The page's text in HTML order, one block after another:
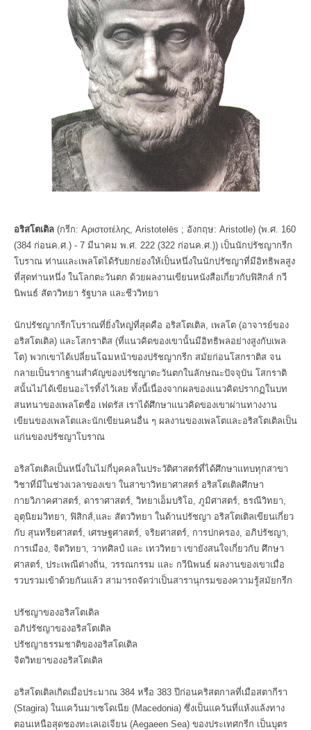
อริสโตเติล (กรีก: Αριστοτέλης, Aristotelēs ; อังกฤษ: Aristotle) (พ.ศ. 160
(384 ก่อนค.ศ.) - 7 มีนาคม พ.ศ. 222 (322 ก่อนค.ศ.)) เป็นนักปรัชญากรีก
โบราณ ท่านและเพลโตได้รับยกย่องให้เป็นหนึ่งในนักปรัชญาที่มีอิทธิพลสูง
ที่สุดท่านหนึ่ง ในโลกตะวันตก ด้วยผลงานเขียนหนังสือเกี่ยวกับฟิสิกส์ กวี
นิพนธ์ สัตววิทยา รัฐบาล และชีววิทยา
นักปรัชญากรีกโบราณที่ยิ่งใหญ่ที่สุดคือ อริสโตเติล, เพลโต (อาจารย์ของ
อริสโตเติล) และโสกราติส (ที่แนวคิดของเขานั้นมีอิทธิพลอย่างสูงกับเพล
โต) พวกเขาได้เปลี่ยนโฉมหน้าของปรัชญากรีก สมัยก่อนโสกราติส จน
กลายเป็นรากฐานสำคัญของปรัชญาตะวันตกในลักษณะปัจจุบัน โสกราติ
สนั้นไม่ได้เขียนอะไรทิ้งไว้เลย ทั้งนี้เนื่องจากผลของแนวคิดปรากฏในบท
สนทนาของเพลโตชื่อ เฟดรัส เราได้ศึกษาแนวคิดของเขาผ่านทางงาน
เขียนของเพลโตและนักเขียนคนอื่น ๆ ผลงานของเพลโตและอริสโตเติลเป็น
แก่นของปรัชญาโบราณ
อริสโตเติลเป็นหนึ่งในไม่กี่บุคคลในประวัติศาสตร์ที่ได้ศึกษาแทบทุกสาขา
วิชาที่มีในช่วงเวลาของเขา ในสาขาวิทยาศาสตร์ อริสโตเติลศึกษา
กายวิภาคศาสตร์, ดาราศาสตร์, วิทยาเอ็มบริโอ, ภูมิศาสตร์, ธรณีวิทยา,
อุตุนิยมวิทยา, ฟิสิกส์,และ สัตววิทยา ในด้านปรัชญา อริสโตเติลเขียนเกี่ยว
กับ สุนทรียศาสตร์, เศรษฐศาสตร์, จริยศาสตร์, การปกครอง, อภิปรัชญา,
การเมือง, จิตวิทยา, วาทศิลป์ และ เทววิทยา เขายังสนใจเกี่ยวกับ ศึกษา
ศาสตร์, ประเพณีต่างถิ่น, วรรณกรรม และ กวีนิพนธ์ ผลงานของเขาเมื่อ
รวบรวมเข้าด้วยกันแล้ว สามารถจัดว่าเป็นสารานุกรมของความรู้สมัยกรีก
ปรัชญาของอริสโตเติล
อภิปรัชญาของอริสโตเติล
ปรัชญาธรรมชาติของอริสโดเติล
จิตวิทยาของอริสโตเติล
อริสโตเติลเกิดเมื่อประมาณ 384 หรือ 383 ปีก่อนคริสตกาลที่เมือสตากีรา
(Stagira) ในแคว้นมาเซโดเนีย (Macedonia) ซึ่งเป็นแคว้นที่แห้งแล้งทาง
ตอนเหนือสุดชองทะเลเอเจียน (Aegaeen Sea) ของประเทศกรีก เป็นบุตร